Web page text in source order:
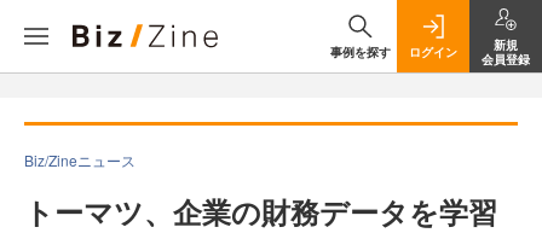
事例を探す ログイン
新規
会員登録
Biz/Zineニュース
トーマツ、企業の財務データを学習